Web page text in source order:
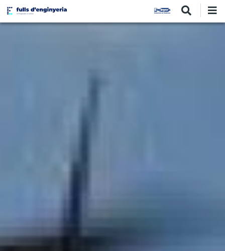
Vés
contingut